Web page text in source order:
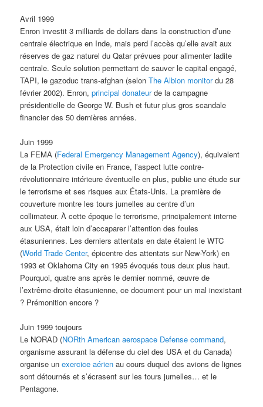
Avril 1999
Enron investit 3 milliards de dollars dans la construction d’une
centrale électrique en Inde, mais perd l’accès qu’elle avait aux
réserves de gaz naturel du Qatar prévues pour alimenter ladite
centrale. Seule solution permettant de sauver le capital engagé,
TAPI, le gazoduc trans-afghan (selonThe Albion monitordu 28
février 2002). Enron,principal donateurde la campagne
présidentielle de George W. Bush et futur plus gros scandale
financier des 50 dernières années.
Juin 1999
La FEMA (Federal Emergency Management Agency), équivalent
de la Protection civile en France, l’aspect lutte contre-
révolutionnaire intérieure éventuelle en plus, publie une étude sur
le terrorisme et ses risques aux États-Unis. La première de
couverture montre les tours jumelles au centre d’un
collimateur. À cette époque le terrorisme, principalement interne
aux USA, était loin d’accaparer l’attention des foules
étasuniennes. Les derniers attentats en date étaient le WTC
(World Trade Center, épicentre des attentats sur New-York) en
1993 et Oklahoma City en 1995 évoqués tous deux plus haut.
Pourquoi, quatre ans après le dernier nommé, œuvre de
l’extrême-droite étasunienne, ce document pour un mal inexistant
? Prémonition encore ?
Juin 1999 toujours
Le NORAD (NORth American aerospace Defense command,
organisme assurant la défense du ciel des USA et du Canada)
organise unexercice aérien au cours duquel des avions de lignes
sont détournés et s’écrasent sur les tours jumelles… et le
Pentagone.